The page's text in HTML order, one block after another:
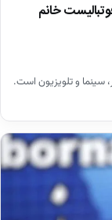
خانم
بازیگر تئاتر، سینما و تلویزیون است.